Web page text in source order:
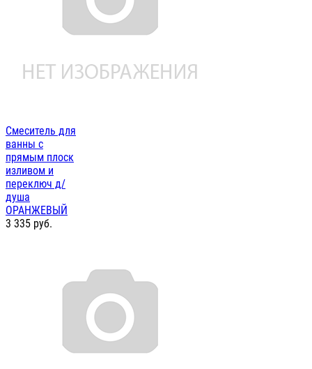
Смеситель для
ванны с
прямым плоск
изливом и
переключ д/
душа
ОРАНЖЕВЫЙ
3 335 руб.